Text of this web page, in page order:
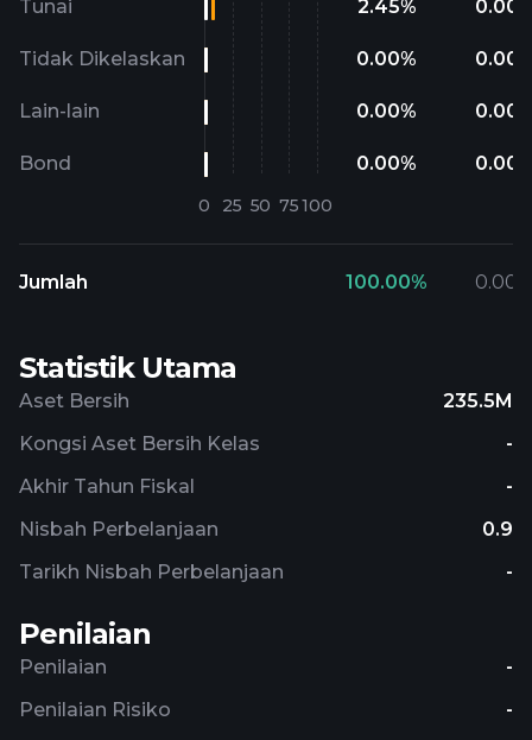
Statistik Utama
Aset Bersih
235.5M
Kongsi Aset Bersih Kelas
-
Akhir Tahun Fiskal
-
Nisbah Perbelanjaan
0.9
Tarikh Nisbah Perbelanjaan
-
Tunai 2.45% 0.00
Tidak Dikelaskan 0.00% 0.00
Lain-lain 0.00% 0.00
Bond 0.00% 0.00
Jumlah 100.00% 0.00
Penilaian
Penilaian
-
Penilaian Risiko
-